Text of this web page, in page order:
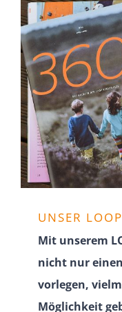
UNSER
Mit unserem
nicht nur
vorlegen,
Möglichkeit